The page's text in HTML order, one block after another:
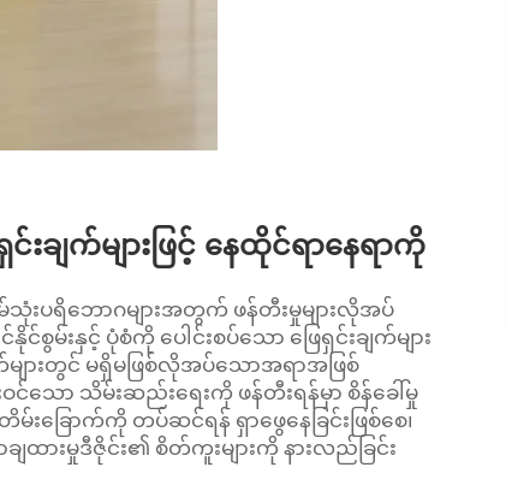
ချက်များဖြင့် နေထိုင်ရာနေရာကို
းပရိဘောဂများအတွက် ဖန်တီးမှုများလိုအပ်
းနှင့် ပုံစံကို ပေါင်းစပ်သော ဖြေရှင်းချက်များ
များတွင် မရှိမဖြစ်လိုအပ်သောအရာအဖြစ်
သော သိမ်းဆည်းရေးကို ဖန်တီးရန်မှာ စိန်ခေါ်မှု
ြောက်ကို တပ်ဆင်ရန် ရှာဖွေနေခြင်းဖြစ်စေ၊
ားမှုဒီဇိုင်း၏ စိတ်ကူးများကို နားလည်ခြင်း